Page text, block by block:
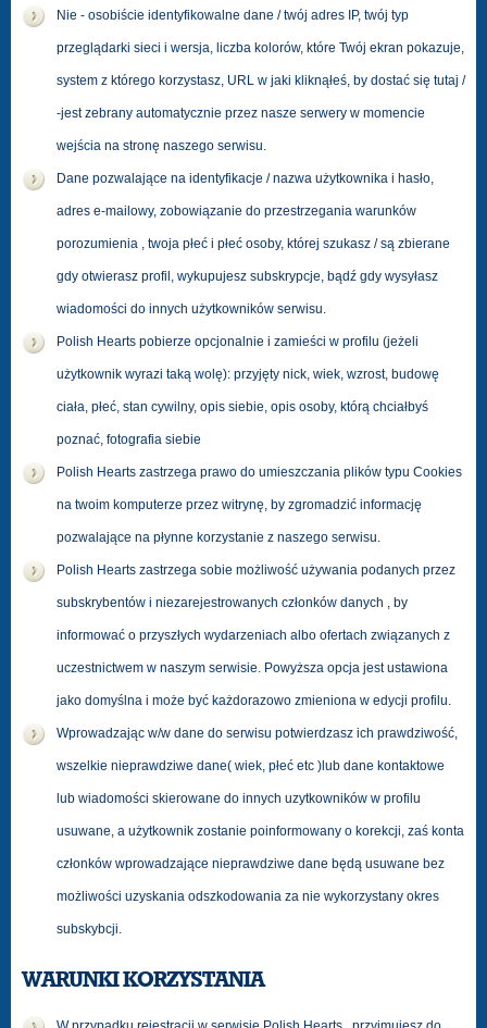
Nie - osobiście identyfikowalne dane / twój adres IP, twój typ
przeglądarki sieci i wersja, liczba kolorów, które Twój ekran pokazuje,
system z którego korzystasz, URL w jaki kliknąłeś, by dostać się tutaj /
-jest zebrany automatycznie przez nasze serwery w momencie
wejścia na stronę naszego serwisu.
Dane pozwalające na identyfikacje / nazwa użytkownika i hasło,
adres e-mailowy, zobowiązanie do przestrzegania warunków
porozumienia , twoja płeć i płeć osoby, której szukasz / są zbierane
gdy otwierasz profil, wykupujesz subskrypcje, bądź gdy wysyłasz
wiadomości do innych użytkowników serwisu.
Polish Hearts pobierze opcjonalnie i zamieści w profilu (jeżeli
użytkownik wyrazi taką wolę): przyjęty nick, wiek, wzrost, budowę
ciała, płeć, stan cywilny, opis siebie, opis osoby, którą chciałbyś
poznać, fotografia siebie
Polish Hearts zastrzega prawo do umieszczania plików typu Cookies
na twoim komputerze przez witrynę, by zgromadzić informację
pozwalające na płynne korzystanie z naszego serwisu.
Polish Hearts zastrzega sobie możliwość używania podanych przez
subskrybentów i niezarejestrowanych członków danych , by
informować o przyszłych wydarzeniach albo ofertach związanych z
uczestnictwem w naszym serwisie. Powyższa opcja jest ustawiona
jako domyślna i może być każdorazowo zmieniona w edycji profilu.
Wprowadzając w/w dane do serwisu potwierdzasz ich prawdziwość,
wszelkie nieprawdziwe dane( wiek, płeć etc )lub dane kontaktowe
lub wiadomości skierowane do innych uzytkowników w profilu
usuwane, a użytkownik zostanie poinformowany o korekcji, zaś konta
członków wprowadzające nieprawdziwe dane będą usuwane bez
możliwości uzyskania odszkodowania za nie wykorzystany okres
subskybcji.
WARUNKI KORZYSTANIA